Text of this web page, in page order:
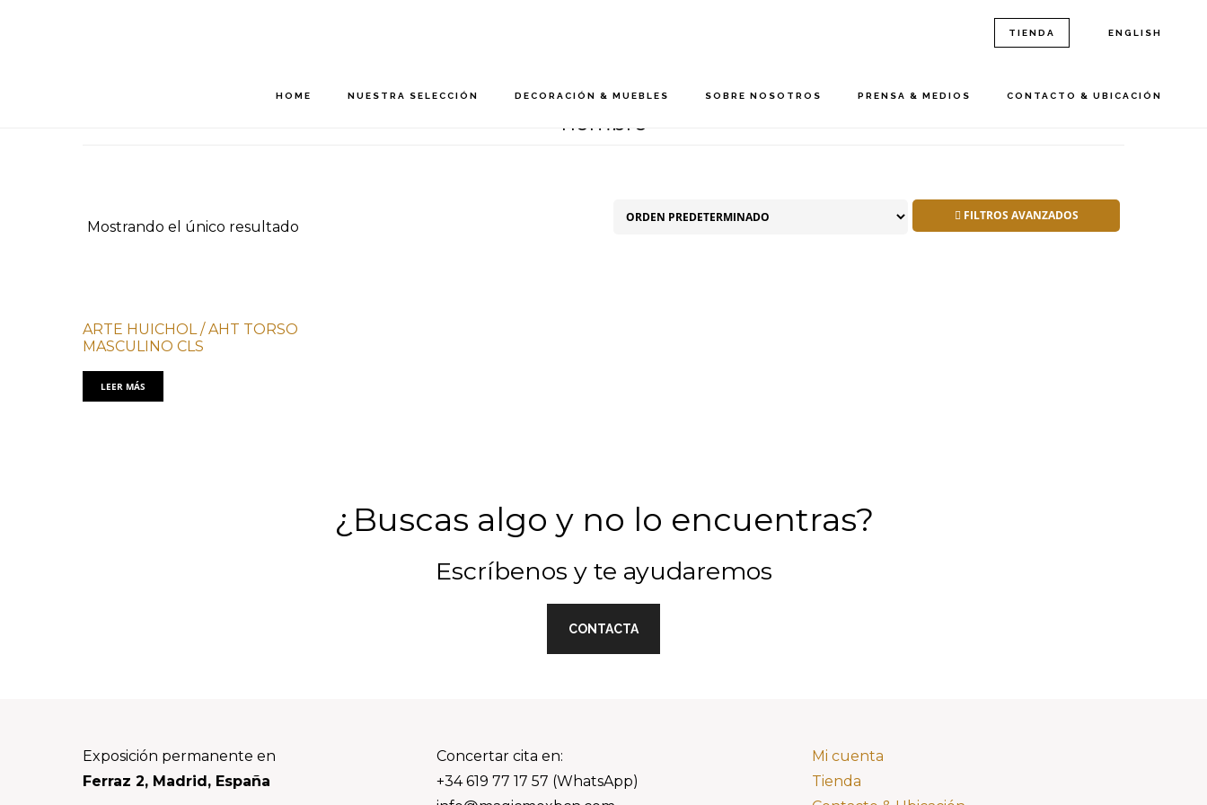
HOME NUESTRA SELECCIÓN DECORACIÓN & MUEBLES SOBRE NOSOTROS PRENSA & MEDIOS CONTACTO & UBICACIÓN
TIENDA ENGLISH
hombre
Mostrando el único resultado
FILTROS AVANZADOS
ARTE HUICHOL / AHT TORSO
MASCULINO CLS
LEER MÁS
¿Buscas algo y no lo encuentras?
Escríbenos y te ayudaremos
CONTACTA
Footer
Exposición permanente en
Ferraz 2, Madrid, España
Concertar cita en:
+34 619 77 17 57 (WhatsApp)
Mi cuenta
Tienda